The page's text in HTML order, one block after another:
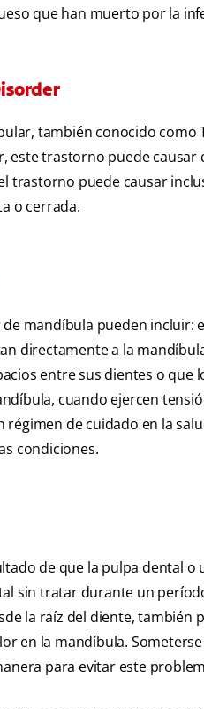
que han muerto por la
también conocido
este trastorno puede causar
trastorno puede causar
o cerrada.
mandíbula pueden incluir:
directamente a la
entre sus dientes o
cuando ejercen
régimen de cuidado en la
condiciones.
de que la pulpa dental
sin tratar durante un
la raíz del diente,
en la mandíbula.
para evitar este